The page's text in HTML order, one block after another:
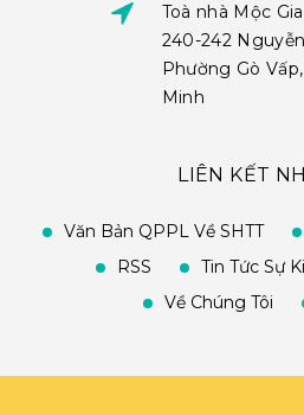
Toà nhà Mộc
240-242
Phường Gò
Minh
LIÊN KẾT
Văn Bản QPPL Về SHTT
RSS
Tin Tức Sự
Về Chúng Tôi